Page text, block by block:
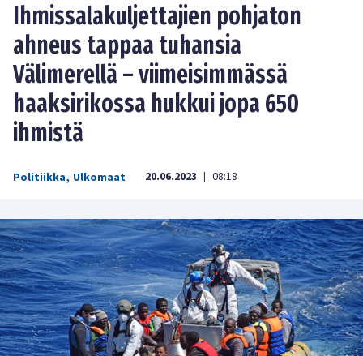
Ihmissalakuljettajien pohjaton
ahneus tappaa tuhansia
Välimerellä – viimeisimmässä
haaksirikossa hukkui jopa 650
ihmistä
Politiikka, Ulkomaat 20.06.2023 | 08:18